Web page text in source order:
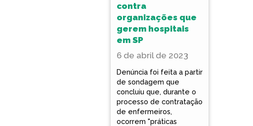
contra
organizações que
gerem hospitais
em SP
6 de abril de 2023
Denúncia foi feita a partir
de sondagem que
concluiu que, durante o
processo de contratação
de enfermeiros,
ocorrem "práticas